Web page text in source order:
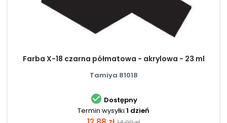
Farba X-18 czarna półmatowa - akrylowa - 23 ml
Tamiya 81018
 Dostępny
Termin wysyłki 1 dzień